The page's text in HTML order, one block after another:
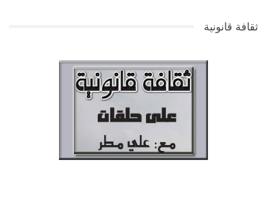
ثقافة قانونية